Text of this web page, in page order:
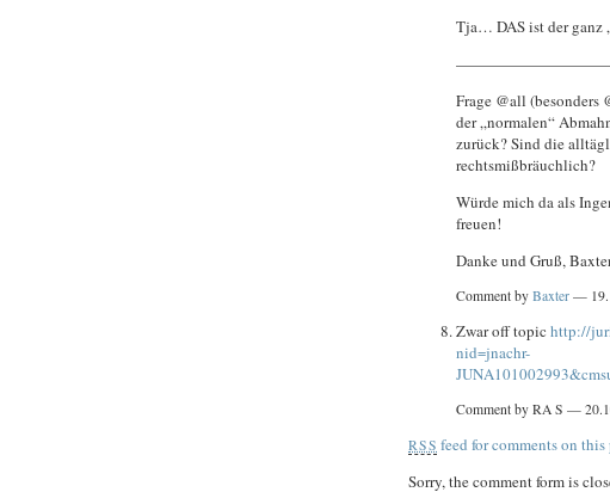
Tja… DAS ist der ganz
Frage @all (besonders
der „normalen“
zurück? Sind die
rechtsmißbräuchlich?
Würde mich da als
freuen!
Danke und Gruß,
Comment by Baxter —
Zwar off topic http://
nid=jnachr-
Comment by RA S —
RSS feed for comments on this
Sorry, the comment form is